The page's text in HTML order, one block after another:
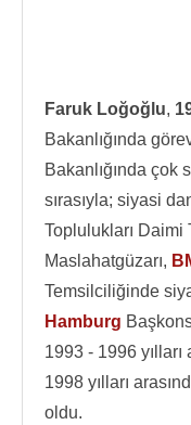
Faruk Loğoğlu,
Bakanlığında
Bakanlığında çok
sırasıyla; siyasi
Toplulukları
Maslahatgüzarı,
Temsilciliğinde
Hamburg
1993 - 1996 yılları
1998 yılları
oldu.